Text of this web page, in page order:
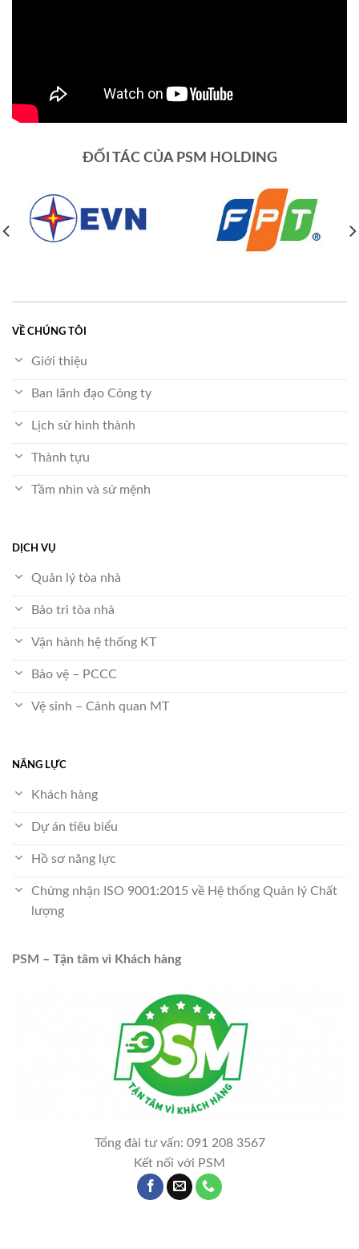
ĐỐI TÁC CỦA PSM HOLDING
VỀ CHÚNG TÔI
Giới thiệu
Ban lãnh đạo Công ty
Lịch sử hình thành
Thành tựu
Tầm nhìn và sứ mệnh
DỊCH VỤ
Quản lý tòa nhà
Bảo trì tòa nhà
Vận hành hệ thống KT
Bảo vệ – PCCC
Vệ sinh – Cảnh quan MT
NĂNG LỰC
Khách hàng
Dự án tiêu biểu
Hồ sơ năng lực
Chứng nhận ISO 9001:2015 về Hệ thống Quản lý Chất
lượng
PSM – Tận tâm vì Khách hàng
Tổng đài tư vấn: 091 208 3567
Kết nối với PSM